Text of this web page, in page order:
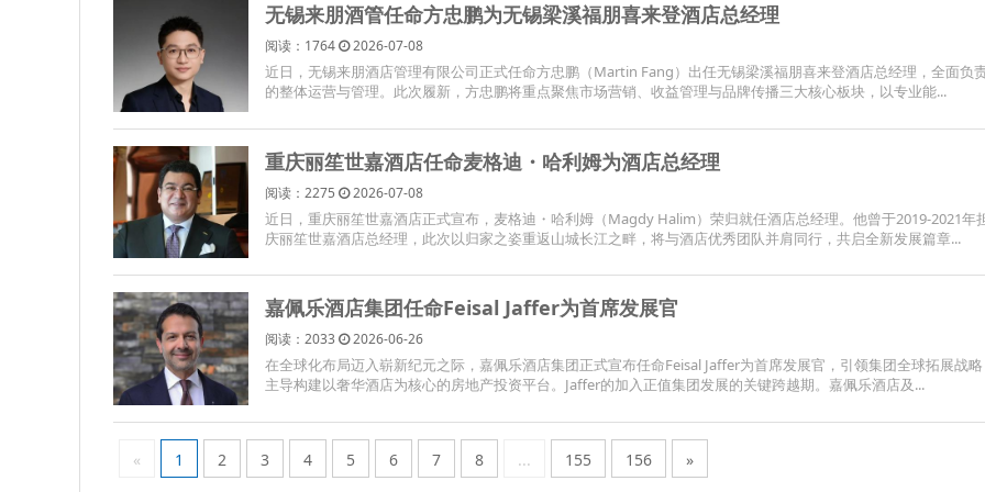
无锡来朋酒管任命方忠鹏为无锡梁溪福朋喜来登酒店总经理
阅读：1764 2026-07-08
近日，无锡来朋酒店管理有限公司正式任命方忠鹏（Martin Fang）出任无锡梁溪福朋喜来登酒店总经理，全面负
的整体运营与管理。此次履新，方忠鹏将重点聚焦市场营销、收益管理与品牌传播三大核心板块，以专业能...
重庆丽笙世嘉酒店任命麦格迪・哈利姆为酒店总经理
阅读：2275 2026-07-08
近日，重庆丽笙世嘉酒店正式宣布，麦格迪・哈利姆（Magdy Halim）荣归就任酒店总经理。他曾于2019-2021年
庆丽笙世嘉酒店总经理，此次以归家之姿重返山城长江之畔，将与酒店优秀团队并肩同行，共启全新发展篇章...
嘉佩乐酒店集团任命Feisal Jaffer为首席发展官
阅读：2033 2026-06-26
在全球化布局迈入崭新纪元之际，嘉佩乐酒店集团正式宣布任命Feisal Jaffer为首席发展官，引领集团全球拓展战
主导构建以奢华酒店为核心的房地产投资平台。Jaffer的加入正值集团发展的关键跨越期。嘉佩乐酒店及...
« 1 2 3 4 5 6 7 8 ... 155 156 »